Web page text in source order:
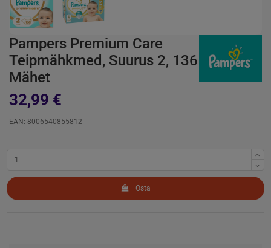
Pampers Premium Care
Teipmähkmed, Suurus 2, 136
Mähet
32,99 €
EAN: 8006540855812
Osta